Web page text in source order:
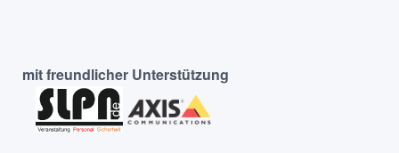
mit freundlicher Unterstützung